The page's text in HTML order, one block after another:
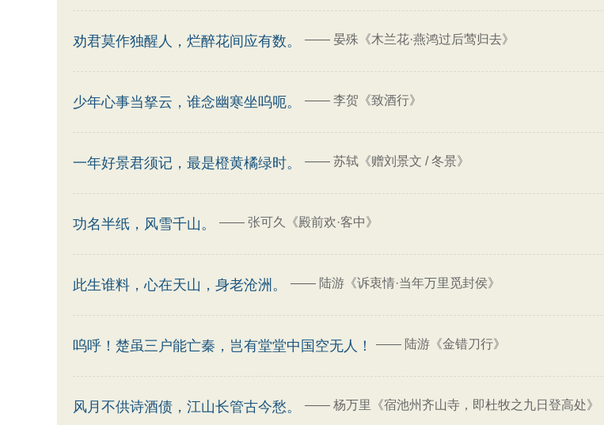
劝君莫作独醒人，烂醉花间应有数。 —— 晏殊《木兰花·燕鸿过后莺归去》
少年心事当拏云，谁念幽寒坐呜呃。 —— 李贺《致酒行》
一年好景君须记，最是橙黄橘绿时。 —— 苏轼《赠刘景文 / 冬景》
功名半纸，风雪千山。 —— 张可久《殿前欢·客中》
此生谁料，心在天山，身老沧洲。 —— 陆游《诉衷情·当年万里觅封侯》
呜呼！楚虽三户能亡秦，岂有堂堂中国空无人！ —— 陆游《金错刀行》
风月不供诗酒债，江山长管古今愁。 —— 杨万里《宿池州齐山寺，即杜牧之九日登高处》